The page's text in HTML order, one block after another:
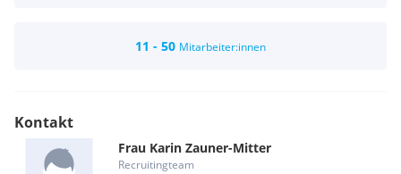
engagierten Mitarbeiterinnen und Mitarbeitern!
Bei uns werden Sie mehr als nur ein Teammitglied. Sie
Wir bieten einen sicheren Arbeitsplatz in einem erfolgreichen
11 - 50 Mitarbeiter:innen
Kontakt
Frau Karin Zauner-Mitter
Recruitingteam